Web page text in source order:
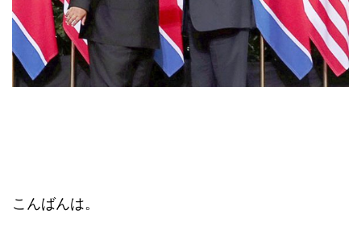
こんばんは。